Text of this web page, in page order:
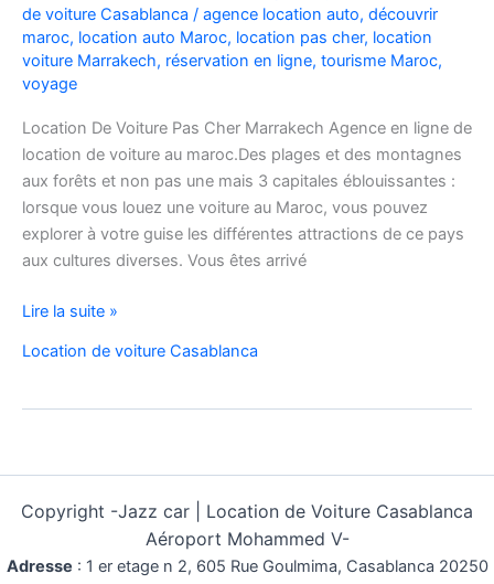
de voiture Casablanca / agence location auto, découvrir
maroc, location auto Maroc, location pas cher, location
voiture Marrakech, réservation en ligne, tourisme Maroc,
voyage
Location De Voiture Pas Cher Marrakech Agence en ligne de
location de voiture au maroc.Des plages et des montagnes
aux forêts et non pas une mais 3 capitales éblouissantes :
lorsque vous louez une voiture au Maroc, vous pouvez
explorer à votre guise les différentes attractions de ce pays
aux cultures diverses. Vous êtes arrivé
Agence
ligne
location
maroc
Lire la suite »
Location de voiture Casablanca
Copyright -Jazz car | Location de Voiture Casablanca
Aéroport Mohammed V-
Adresse : 1 er etage n 2, 605 Rue Goulmima, Casablanca 20250